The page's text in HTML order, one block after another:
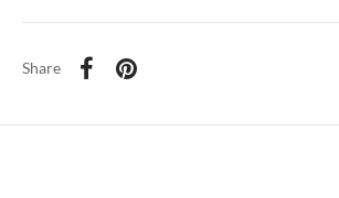
Share